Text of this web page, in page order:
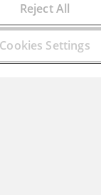
aquí el curso
Cookies Settings
Reject All